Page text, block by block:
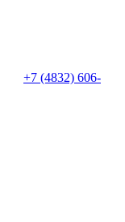
+7 (4832) 606-